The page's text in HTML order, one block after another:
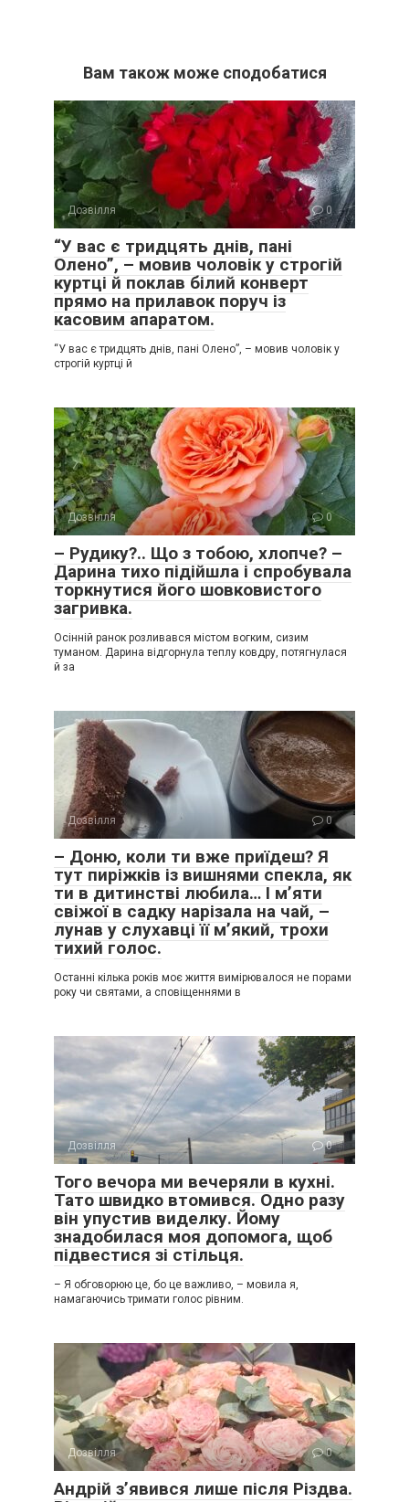
Вам також може сподобатися
Дозвілля 0
“У вас є тридцять днів, пані
Олено”, – мовив чоловік у строгій
куртці й поклав білий конверт
прямо на прилавок поруч із
касовим апаратом.
“У вас є тридцять днів, пані Олено”, – мовив чоловік у
строгій куртці й
Дозвілля 0
– Рудику?.. Що з тобою, хлопче? –
Дарина тихо підійшла і спробувала
торкнутися його шовковистого
загривка.
Осінній ранок розливався містом вогким, сизим
туманом. Дарина відгорнула теплу ковдру, потягнулася
й за
Дозвілля 0
– Доню, коли ти вже приїдеш? Я
тут пиріжків із вишнями спекла, як
ти в дитинстві любила… І м’яти
свіжої в садку нарізала на чай, –
лунав у слухавці її м’який, трохи
тихий голос.
Останні кілька років моє життя вимірювалося не порами
року чи святами, а сповіщеннями в
Дозвілля 0
Того вечора ми вечеряли в кухні.
Тато швидко втомився. Одно разу
він упустив виделку. Йому
знадобилася моя допомога, щоб
підвестися зі стільця.
– Я обговорюю це, бо це важливо, – мовила я,
намагаючись тримати голос рівним.
Дозвілля 0
Андрій з’явився лише після Різдва.